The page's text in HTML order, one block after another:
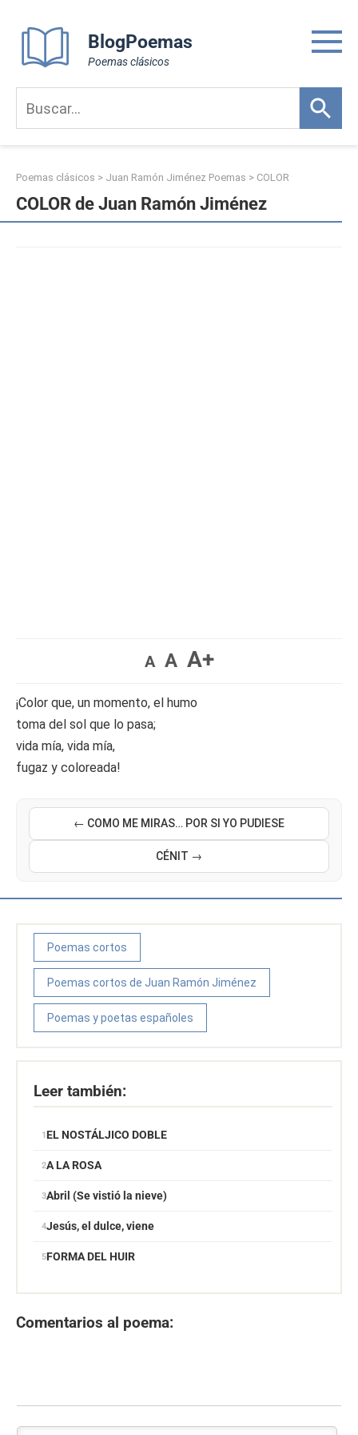
content
BlogPoemas
Poemas clásicos
Poemas clásicos > Juan Ramón Jiménez Poemas > COLOR
COLOR de Juan Ramón Jiménez
A A A+
¡Color que, un momento, el humo
toma del sol que lo pasa;
vida mía, vida mía,
fugaz y coloreada!
← COMO ME MIRAS… POR SI YO PUDIESE
CÉNIT →
Poemas cortos
Poemas cortos de Juan Ramón Jiménez
Poemas y poetas españoles
Leer también:
EL NOSTÁLJICO DOBLE
A LA ROSA
Abril (Se vistió la nieve)
Jesús, el dulce, viene
FORMA DEL HUIR
Comentarios al poema: